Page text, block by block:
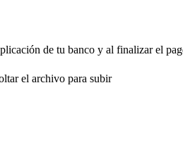
de tu banco y al finalizar el
el archivo para subir